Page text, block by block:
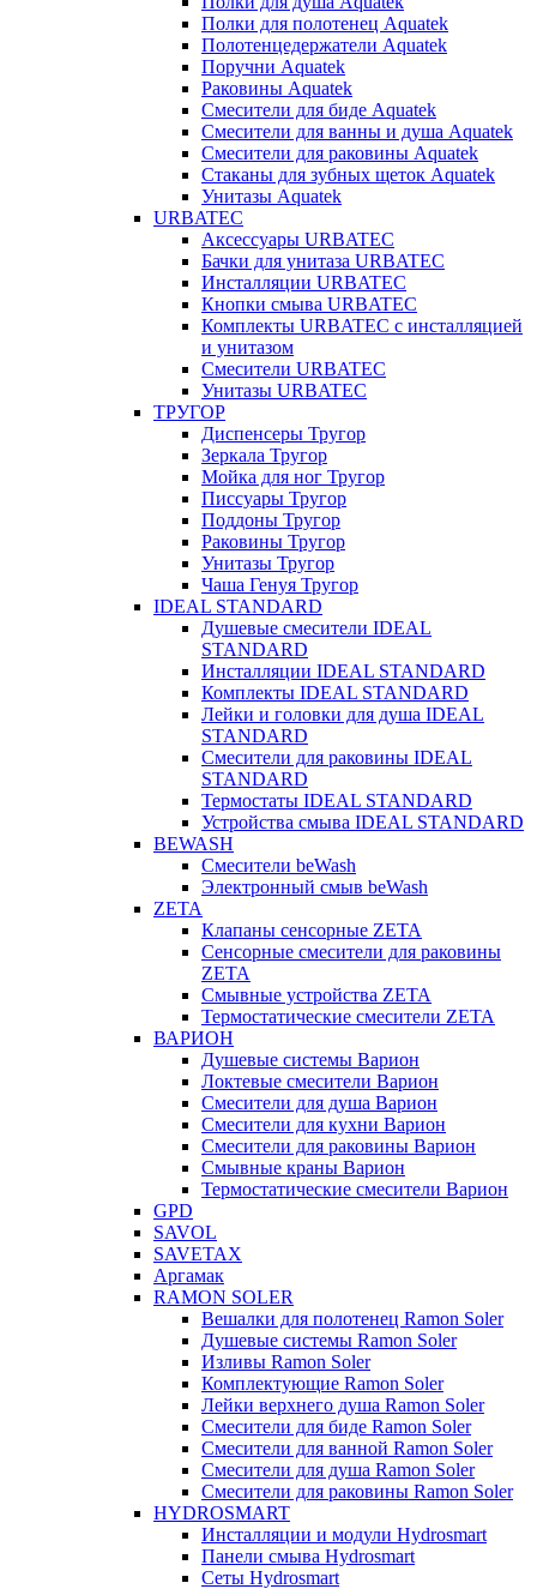
Полки для полотенец Aquatek
Полотенцедержатели Aquatek
Поручни Aquatek
Раковины Aquatek
Смесители для биде Aquatek
Смесители для ванны и душа Aquatek
Смесители для раковины Aquatek
Стаканы для зубных щеток Aquatek
Унитазы Aquatek
URBATEC
Аксессуары URBATEC
Бачки для унитаза URBATEC
Инсталляции URBATEC
Кнопки смыва URBATEC
Комплекты URBATEC с инсталляцией
и унитазом
Смесители URBATEC
Унитазы URBATEC
ТРУГОР
Диспенсеры Тругор
Зеркала Тругор
Мойка для ног Тругор
Писсуары Тругор
Поддоны Тругор
Раковины Тругор
Унитазы Тругор
Чаша Генуя Тругор
IDEAL STANDARD
Душевые смесители IDEAL
STANDARD
Инсталляции IDEAL STANDARD
Комплекты IDEAL STANDARD
Лейки и головки для душа IDEAL
STANDARD
Смесители для раковины IDEAL
STANDARD
Термостаты IDEAL STANDARD
Устройства смыва IDEAL STANDARD
BEWASH
Смесители beWash
Электронный смыв beWash
ZETA
Клапаны сенсорные ZETA
Сенсорные смесители для раковины
ZETA
Смывные устройства ZETA
Термостатические смесители ZETA
ВАРИОН
Душевые системы Варион
Локтевые смесители Варион
Смесители для душа Варион
Смесители для кухни Варион
Смесители для раковины Варион
Смывные краны Варион
Термостатические смесители Варион
GPD
SAVOL
SAVETAX
Аргамак
RAMON SOLER
Вешалки для полотенец Ramon Soler
Душевые системы Ramon Soler
Изливы Ramon Soler
Комплектующие Ramon Soler
Лейки верхнего душа Ramon Soler
Смесители для биде Ramon Soler
Смесители для ванной Ramon Soler
Смесители для душа Ramon Soler
Смесители для раковины Ramon Soler
HYDROSMART
Инсталляции и модули Hydrosmart
Панели смыва Hydrosmart
Сеты Hydrosmart